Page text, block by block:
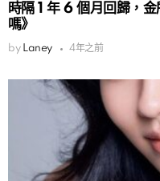
時隔 1 年 6 個月回歸，
嗎》
by Laney 4年之前